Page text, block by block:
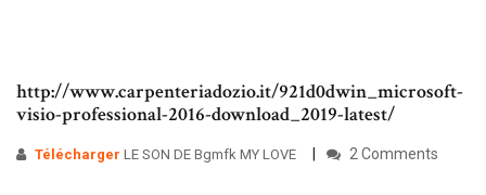
http://www.carpenteriadozio.it/921d0dwin_microsoft-
visio-professional-2016-download_2019-latest/
Télécharger LE SON DE Bgmfk MY LOVE 2 Comments